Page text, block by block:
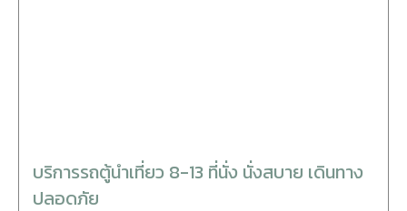
บริการรถตู้นำเที่ยว 8-13 ที่นั่ง นั่งสบาย เดินทาง
ปลอดภัย